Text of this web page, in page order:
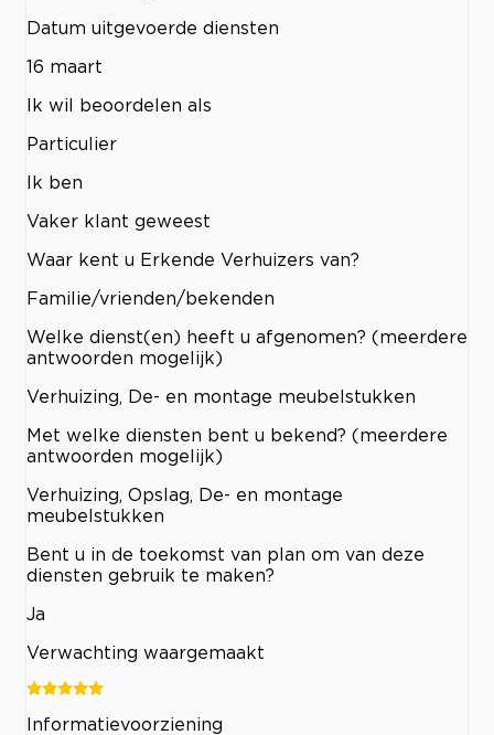
Datum uitgevoerde diensten
16 maart
Ik wil beoordelen als
Particulier
Ik ben
Vaker klant geweest
Waar kent u Erkende Verhuizers van?
Familie/vrienden/bekenden
Welke dienst(en) heeft u afgenomen? (meerdere
antwoorden mogelijk)
Verhuizing, De- en montage meubelstukken
Met welke diensten bent u bekend? (meerdere
antwoorden mogelijk)
Verhuizing, Opslag, De- en montage
meubelstukken
Bent u in de toekomst van plan om van deze
diensten gebruik te maken?
Ja
Verwachting waargemaakt
Informatievoorziening